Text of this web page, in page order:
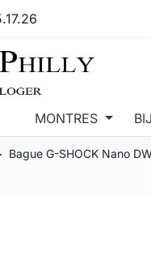
MONTRES
Bague G-SHOCK Nano